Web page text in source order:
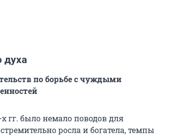
духа
по борьбе с чуждыми
гг. было немало поводов для
росла и богатела, темпы